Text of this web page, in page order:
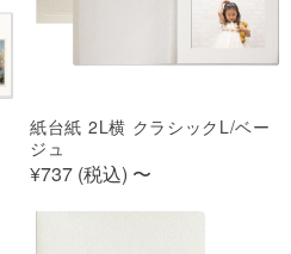
紙台紙 2L横 クラシックL/ベー
ジュ
¥737 (税込) 〜